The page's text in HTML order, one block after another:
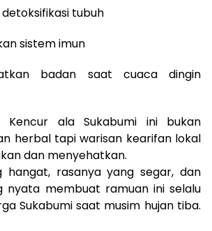
tubuh
sistem imun
badan saat cuaca dingin
Kencur ala Sukabumi ini bukan
herbal tapi warisan kearifan lokal
dan menyehatkan.
hangat, rasanya yang segar, dan
nyata membuat ramuan ini selalu
Sukabumi saat musim hujan tiba.